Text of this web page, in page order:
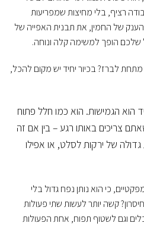
רציף, בלי מחיצות שמפריעות
של החמין, את תבנית האפייה של
שלכם הופך למשימה קלה ונוחה.
לברז? בכיור יחיד יש מקום להכל,
הוא הגמישות. הוא כמו חלל פתוח
צריכים באותו רגע – בין אם זה
של ירקות לסלט, או אפילו
כי הוא נותן נפח גדול בלי
קשה יותר לעשות שתי פעולות
וגם לשטוף תפוח, אחת הפעולות